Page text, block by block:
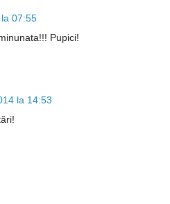
07:55
Pupici!
la 14:53